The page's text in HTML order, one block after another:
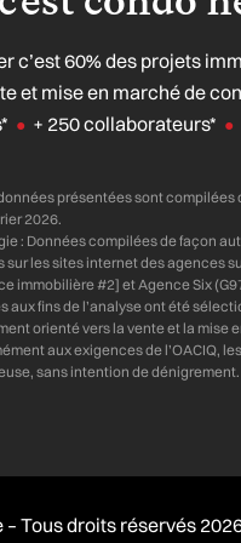
c’est 60% des projets
et mise en marché de
●+ 250 collaborateurs* ●
présentées sont
2026.
: Données compilées de façon
sur les sites internet des agences
immobilière #2] et Agence Six
aux fins de l’analyse ont été
orienté vers la vente et la mise
aux exigences de l’OACIQ,
sans intention de dénigrement.
Tous droits réservés